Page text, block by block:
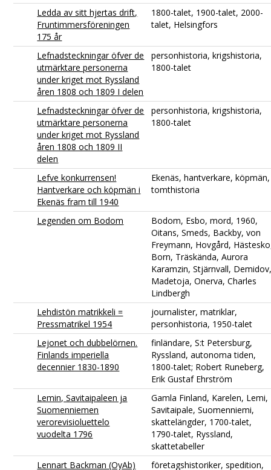
Ledda av sitt hjertas drift,
Fruntimmersföreningen
175 år
1800-talet, 1900-talet, 2000-
talet, Helsingfors
Lefnadsteckningar öfver de
utmärktare personerna
under kriget mot Ryssland
åren 1808 och 1809 I delen
personhistoria, krigshistoria,
1800-talet
Lefnadsteckningar öfver de
utmärktare personerna
under kriget mot Ryssland
åren 1808 och 1809 II
delen
personhistoria, krigshistoria,
1800-talet
Lefve konkurrensen!
Hantverkare och köpmän i
Ekenäs fram till 1940
Ekenäs, hantverkare, köpmän,
tomthistoria
Legenden om Bodom
Bodom, Esbo, mord, 1960,
Oitans, Smeds, Backby, von
Freymann, Hovgård,
Born, Träskända, Aurora
Karamzin, Stjärnvall,
Madetoja, Onerva, Charles
Lindbergh
Lehdistön matrikkeli =
Pressmatrikel 1954
journalister, matriklar,
personhistoria, 1950-talet
Lejonet och dubbelörnen.
Finlands imperiella
decennier 1830-1890
finländare, S:t Petersburg,
Ryssland, autonoma tiden,
1800-talet; Robert Runeberg,
Erik Gustaf Ehrström
Lemin, Savitaipaleen ja
Suomenniemen
verorevisioluettelo
vuodelta 1796
Gamla Finland, Karelen, Lemi,
Savitaipale, Suomenniemi,
skattelängder, 1700-talet,
1790-talet, Ryssland,
skattetabeller
Lennart Backman (OyAb)
företagshistoriker, spedition,